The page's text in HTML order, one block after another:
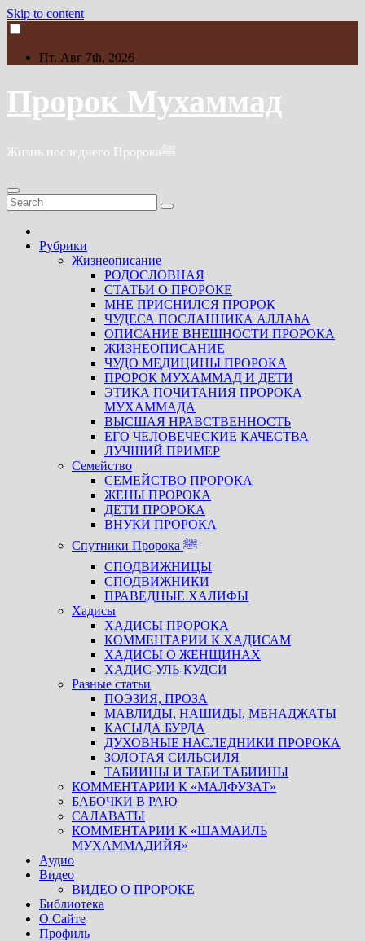
Skip to content
Пт. Авг 7th, 2026
Пророк Мухаммад
Жизнь последнего Пророкаﷺ
Рубрики
Жизнеописание
РОДОСЛОВНАЯ
СТАТЬИ О ПРОРОКЕ
МНЕ ПРИСНИЛСЯ ПРОРОК
ЧУДЕСА ПОСЛАННИКА АЛЛАhА
ОПИСАНИЕ ВНЕШНОСТИ ПРОРОКА
ЖИЗНЕОПИСАНИЕ
ЧУДО МЕДИЦИНЫ ПРОРОКА
ПРОРОК МУХАММАД И ДЕТИ
ЭТИКА ПОЧИТАНИЯ ПРОРОКА
МУХАММАДА
ВЫСШАЯ НРАВСТВЕННОСТЬ
ЕГО ЧЕЛОВЕЧЕСКИЕ КАЧЕСТВА
ЛУЧШИЙ ПРИМЕР
Семейство
СЕМЕЙСТВО ПРОРОКА
ЖЕНЫ ПРОРОКА
ДЕТИ ПРОРОКА
ВНУКИ ПРОРОКА
Спутники Пророка ﷺ
СПОДВИЖНИЦЫ
СПОДВИЖНИКИ
ПРАВЕДНЫЕ ХАЛИФЫ
Хадисы
ХАДИСЫ ПРОРОКА
КОММЕНТАРИИ К ХАДИСАМ
ХАДИСЫ О ЖЕНЩИНАХ
ХАДИС-УЛЬ-КУДСИ
Разные статьи
ПОЭЗИЯ, ПРОЗА
МАВЛИДЫ, НАШИДЫ, МЕНАДЖАТЫ
КАСЫДА БУРДА
ДУХОВНЫЕ НАСЛЕДНИКИ ПРОРОКА
ЗОЛОТАЯ СИЛЬСИЛЯ
ТАБИИНЫ И ТАБИ ТАБИИНЫ
КОММЕНТАРИИ К «МАЛФУЗАТ»
БАБОЧКИ В РАЮ
САЛАВАТЫ
КОММЕНТАРИИ К «ШАМАИЛЬ
МУХАММАДИЙЯ»
Аудио
Видео
ВИДЕО О ПРОРОКЕ
Библиотека
О Сайте
Профиль